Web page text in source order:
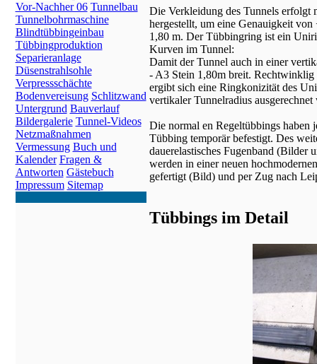
Vor-Nachher 06 Tunnelbau
Tunnelbohrmaschine
Blindtübbingeinbau
Tübbingproduktion
Separieranlage
Düsenstrahlsohle
Verpressschächte
Bodenvereisung Schlitzwand
Untergrund Bauverlauf
Bildergalerie Tunnel-Videos
Netzmaßnahmen
Vermessung Buch und
Kalender Fragen &
Antworten Gästebuch
Impressum Sitemap
Die Verkleidung des Tunnels erfolgt
hergestellt, um eine Genauigkeit
1,80 m. Der Tübbingring ist ein
Kurven im Tunnel:
Damit der Tunnel auch in einer
- A3 Stein 1,80m breit. Rechtwinklig
ergibt sich eine Ringkonizität des
vertikaler Tunnelradius
Die normal en Regeltübbings haben
Tübbing temporär befestigt. Des
dauerelastisches Fugenband (Bilder
werden in einer neuen
gefertigt (Bild) und per Zug nach
Tübbings im Detail